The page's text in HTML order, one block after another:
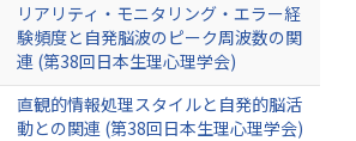
リアリティ・モニタリング・エラー経
験頻度と自発脳波のピーク周波数の関
連 (第38回日本生理心理学会)
直観的情報処理スタイルと自発的脳活
動との関連 (第38回日本生理心理学会)